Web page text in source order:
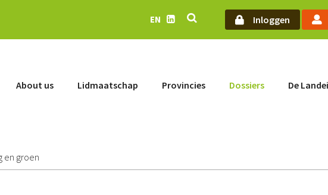
EN
Inloggen
About us Lidmaatschap Provincies Dossiers De
en groen